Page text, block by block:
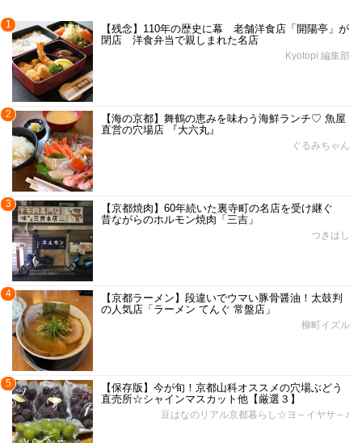
1
【残念】110年の歴史に幕 老舗洋食店「開陽亭」が
閉店 洋食弁当で親しまれた名店
Kyotopi 編集部
2
【海の京都】舞鶴の恵みを味わう海鮮ランチ♡ 魚屋
直営の穴場店 『大六丸』
ぐるみちゃん
3
【京都焼肉】60年続いた裏寺町の名店を受け継ぐ
昔ながらのホルモン焼肉「三吉」
つきはし
4
【京都ラーメン】段違いでウマい豚骨醤油！太鼓判
の人気店「ラーメン てんぐ 常盤店」
柳町イズル
5
【保存版】今が旬！京都山科オススメの穴場ぶどう
直売所☆シャインマスカット他【厳選３】
豆はなのリアル京都暮らし☆ヨ～イヤサ～♪